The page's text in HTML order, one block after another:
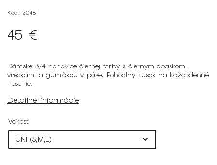
Kód: 20481
45 €
Dámske 3/4 nohavice čiernej farby s čiernym opaskom,
vreckami a gumičkou v páse. Pohodlný kúsok na každodenné
nosenie.
Detailné informácie
Veľkosť